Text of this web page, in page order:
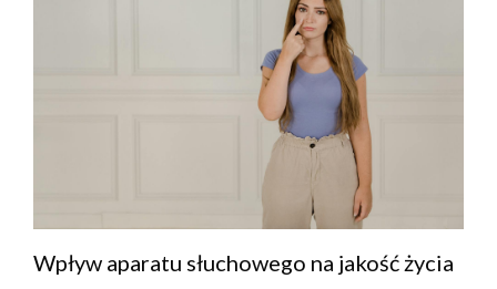
Wpływ aparatu słuchowego na jakość życia